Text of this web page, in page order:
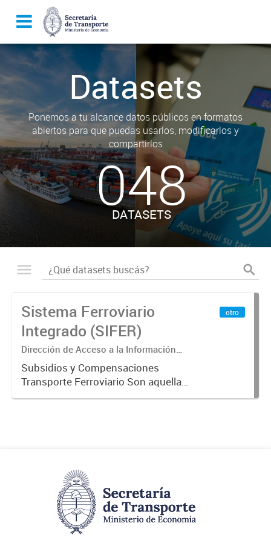
Datasets
Ponemos a tu alcance datos públicos en formatos
abiertos para que puedas usarlos, modificarlos y
compartirlos
048
DATASETS
Sistema Ferroviario
Integrado (SIFER)
Dirección de Acceso a la Información
Pública y Transparencia
Subsidios y Compensaciones
Transporte Ferroviario Son aquellas
transferencias realizadas por la
otro